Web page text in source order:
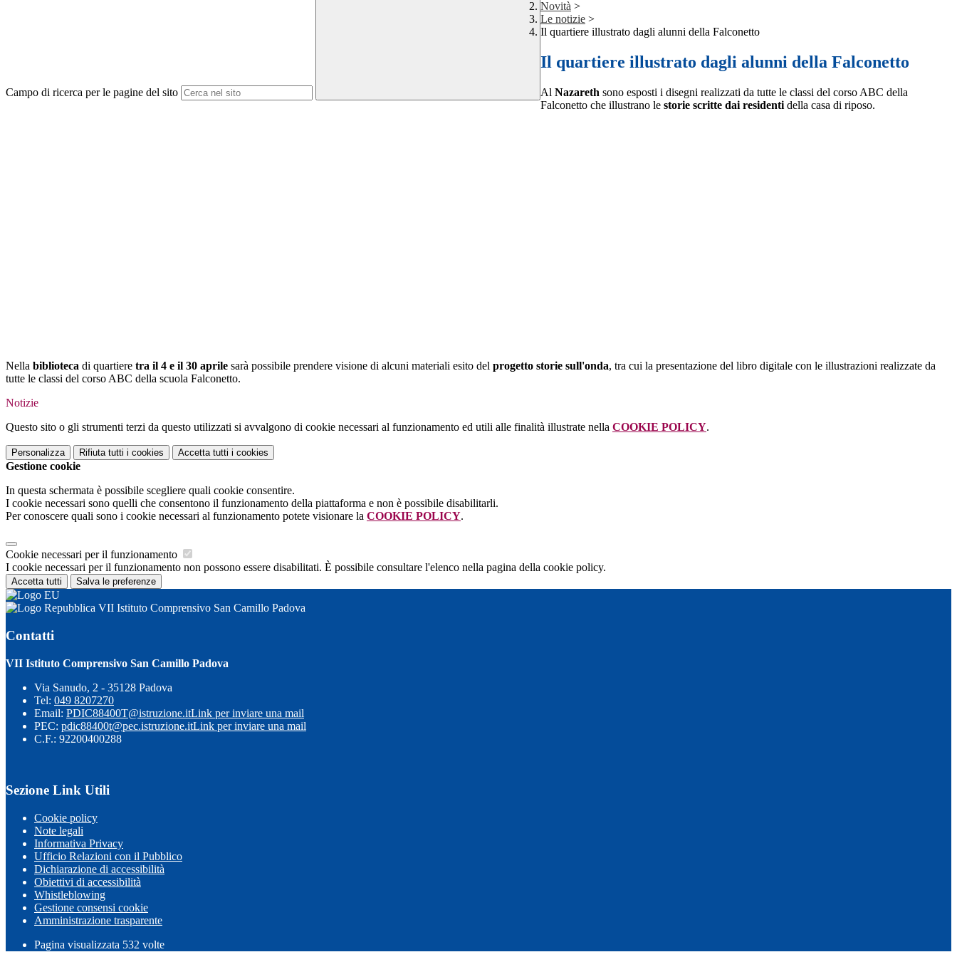
Campo di ricerca per le pagine del sito
Novità >
Le notizie >
Il quartiere illustrato dagli alunni della Falconetto
Il quartiere illustrato dagli alunni della Falconetto
Al Nazareth sono esposti i disegni realizzati da tutte le classi del corso ABC della
Falconetto che illustrano le storie scritte dai residenti della casa di riposo.
Nella biblioteca di quartiere tra il 4 e il 30 aprile sarà possibile prendere visione di alcuni materiali esito del progetto storie sull'onda, tra cui la presentazione del libro digitale con le illustrazioni realizzate da
tutte le classi del corso ABC della scuola Falconetto.
Notizie
Questo sito o gli strumenti terzi da questo utilizzati si avvalgono di cookie necessari al funzionamento ed utili alle finalità illustrate nella COOKIE POLICY.
Personalizza Rifiuta tutti i cookies Accetta tutti i cookies
Gestione cookie
In questa schermata è possibile scegliere quali cookie consentire.
I cookie necessari sono quelli che consentono il funzionamento della piattaforma e non è possibile disabilitarli.
Per conoscere quali sono i cookie necessari al funzionamento potete visionare la COOKIE POLICY.
Cookie necessari per il funzionamento
I cookie necessari per il funzionamento non possono essere disabilitati. È possibile consultare l'elenco nella pagina della cookie policy.
Accetta tutti Salva le preferenze
VII Istituto Comprensivo San Camillo Padova
Contatti
VII Istituto Comprensivo San Camillo Padova
Via Sanudo, 2 - 35128 Padova
Tel: 049 8207270
Email: PDIC88400T@istruzione.itLink per inviare una mail
PEC: pdic88400t@pec.istruzione.itLink per inviare una mail
C.F.: 92200400288
Sezione Link Utili
Cookie policy
Note legali
Informativa Privacy
Ufficio Relazioni con il Pubblico
Dichiarazione di accessibilità
Obiettivi di accessibilità
Whistleblowing
Gestione consensi cookie
Amministrazione trasparente
Pagina visualizzata 532 volte